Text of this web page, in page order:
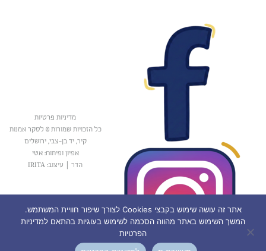
מדיניות פרטיות
כל הזכויות שמורות © לסקר אמנות
קיר, יד בן-צבי, ירושלים
אפיון ופיתוח: אטי
הדר
עיצוב: IRITA
אתר זה עושה שימוש בקבצי Cookies לצורך שיפור חוויית המשתמש.
המשך השימוש באתר מהווה הסכמה לשימוש בעוגיות בהתאם למדיניות
הפרטיות